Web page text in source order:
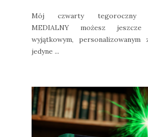
Mój czwarty tegoroczny
MEDIALNY możesz
wyjątkowym, personalizowanym
jedyne ...